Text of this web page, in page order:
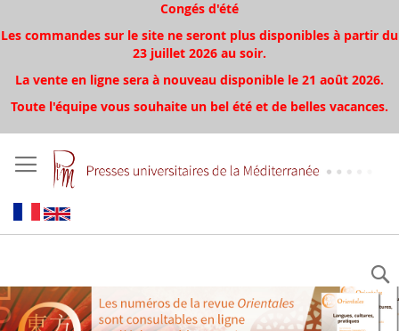
Congés d'été
Les commandes sur le site ne seront plus disponibles à partir du
23 juillet 2026 au soir.
La vente en ligne sera à nouveau disponible le 21 août 2026.
Toute l'équipe vous souhaite un bel été et de belles vacances.